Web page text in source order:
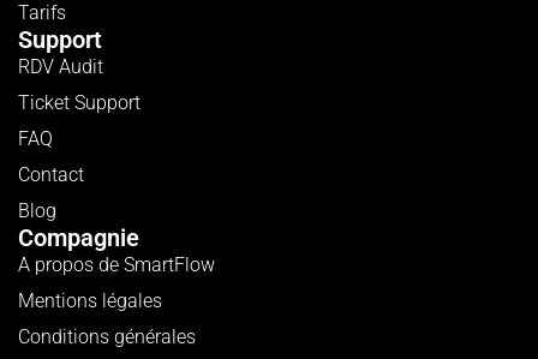
Tarifs
Support
RDV Audit
Ticket Support
FAQ
Contact
Blog
Compagnie
A propos de SmartFlow
Mentions légales
Conditions générales